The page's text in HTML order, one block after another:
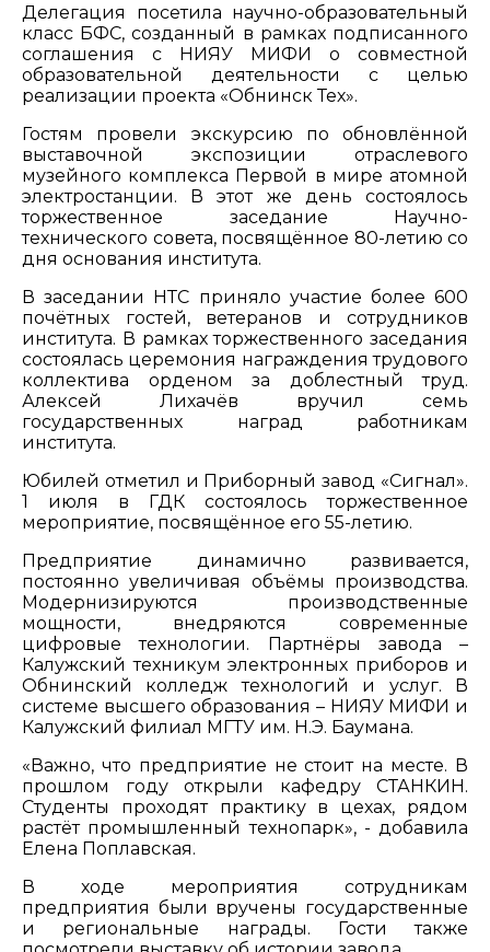
Делегация посетила научно-образовательный
класс БФС, созданный в рамках подписанного
соглашения с НИЯУ МИФИ о совместной
образовательной деятельности с целью
реализации проекта «Обнинск Тех».
Гостям провели экскурсию по обновлённой
выставочной экспозиции отраслевого
музейного комплекса Первой в мире атомной
электростанции. В этот же день состоялось
торжественное заседание Научно-
технического совета, посвящённое 80-летию со
дня основания института.
В заседании НТС приняло участие более 600
почётных гостей, ветеранов и сотрудников
института. В рамках торжественного заседания
состоялась церемония награждения трудового
коллектива орденом за доблестный труд.
Алексей Лихачёв вручил семь
государственных наград работникам
института.
Юбилей отметил и Приборный завод «Сигнал».
1 июля в ГДК состоялось торжественное
мероприятие, посвящённое его 55-летию.
Предприятие динамично развивается,
постоянно увеличивая объёмы производства.
Модернизируются производственные
мощности, внедряются современные
цифровые технологии. Партнёры завода –
Калужский техникум электронных приборов и
Обнинский колледж технологий и услуг. В
системе высшего образования – НИЯУ МИФИ и
Калужский филиал МГТУ им. Н.Э. Баумана.
«Важно, что предприятие не стоит на месте. В
прошлом году открыли кафедру СТАНКИН.
Студенты проходят практику в цехах, рядом
растёт промышленный технопарк», - добавила
Елена Поплавская.
В ходе мероприятия сотрудникам
предприятия были вручены государственные
и региональные награды. Гости также